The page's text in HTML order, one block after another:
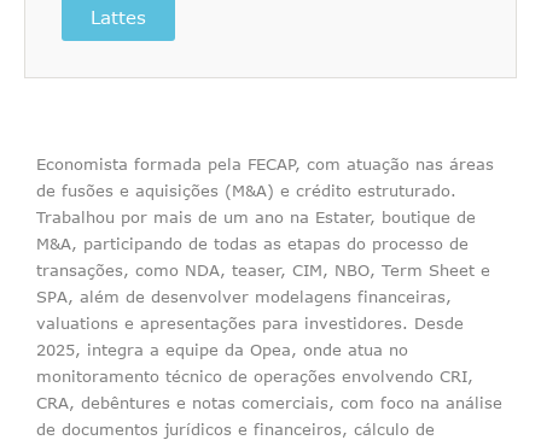
Lattes
Economista formada pela FECAP, com atuação nas áreas
de fusões e aquisições (M&A) e crédito estruturado.
Trabalhou por mais de um ano na Estater, boutique de
M&A, participando de todas as etapas do processo de
transações, como NDA, teaser, CIM, NBO, Term Sheet e
SPA, além de desenvolver modelagens financeiras,
valuations e apresentações para investidores. Desde
2025, integra a equipe da Opea, onde atua no
monitoramento técnico de operações envolvendo CRI,
CRA, debêntures e notas comerciais, com foco na análise
de documentos jurídicos e financeiros, cálculo de